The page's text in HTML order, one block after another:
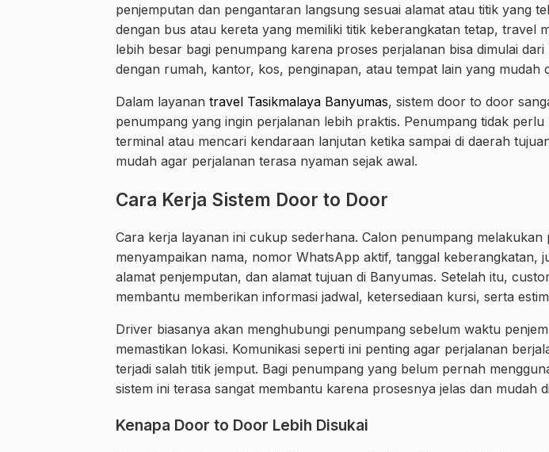
penjemputan dan pengantaran langsung sesuai alamat atau titik yang
dengan bus atau kereta yang memiliki titik keberangkatan tetap, travel
lebih besar bagi penumpang karena proses perjalanan bisa dimulai
dengan rumah, kantor, kos, penginapan, atau tempat lain yang mudah
Dalam layanan travel Tasikmalaya Banyumas, sistem door to door
penumpang yang ingin perjalanan lebih praktis. Penumpang tidak
terminal atau mencari kendaraan lanjutan ketika sampai di daerah
mudah agar perjalanan terasa nyaman sejak awal.
Cara Kerja Sistem Door to Door
Cara kerja layanan ini cukup sederhana. Calon penumpang melakukan
menyampaikan nama, nomor WhatsApp aktif, tanggal keberangkatan,
alamat penjemputan, dan alamat tujuan di Banyumas. Setelah itu,
membantu memberikan informasi jadwal, ketersediaan kursi, serta
Driver biasanya akan menghubungi penumpang sebelum waktu
memastikan lokasi. Komunikasi seperti ini penting agar perjalanan
terjadi salah titik jemput. Bagi penumpang yang belum pernah
sistem ini terasa sangat membantu karena prosesnya jelas dan mudah
Kenapa Door to Door Lebih Disukai